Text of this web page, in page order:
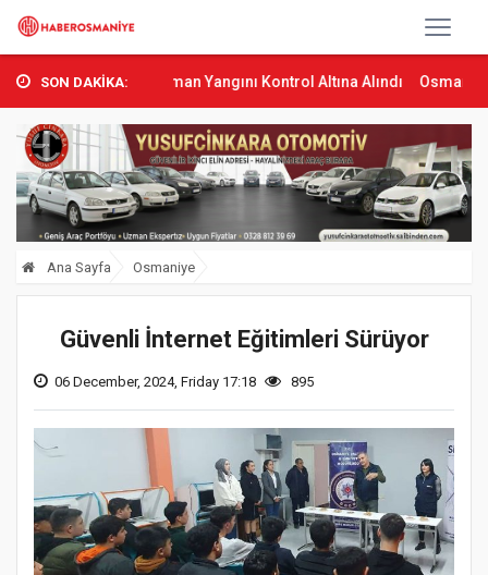
SON DAKİKA:
Orman Yangını Kontrol Altına Alındı Osmaniye’de Tren
Ana Sayfa Osmaniye
Güvenli İnternet Eğitimleri Sürüyor
06 December, 2024, Friday 17:18 895